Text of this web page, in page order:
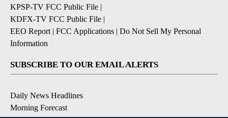
KPSP-TV FCC Public File
KDFX-TV FCC Public File
EEO Report| FCC Applications
Do Not Sell My Personal
Information
SUBSCRIBE TO OUR EMAIL ALERTS
Daily News Headlines
Morning Forecast